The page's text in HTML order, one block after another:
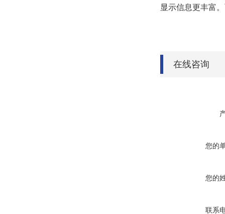
显示信息更丰富
在线咨询
您的
您的
联系